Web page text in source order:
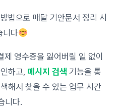
법으로 매달 기안문서 정리 시
니다
영수증을 잃어버릴 일 없이
하고, 메시지 검색 기능을 통
해서 찾을 수 있는 업무 시간
니다.